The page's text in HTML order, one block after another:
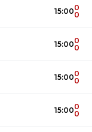
15:000
0
15:000
0
15:000
0
15:000
0